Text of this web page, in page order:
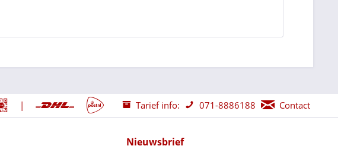
| Tarief info: 071-8886188 Contact
Nieuwsbrief